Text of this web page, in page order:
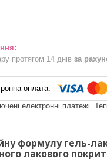
протягом 14 днів за
електронні платежі.
формулу гель-
лакового